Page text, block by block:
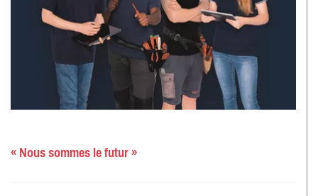
« Nous sommes le futur »